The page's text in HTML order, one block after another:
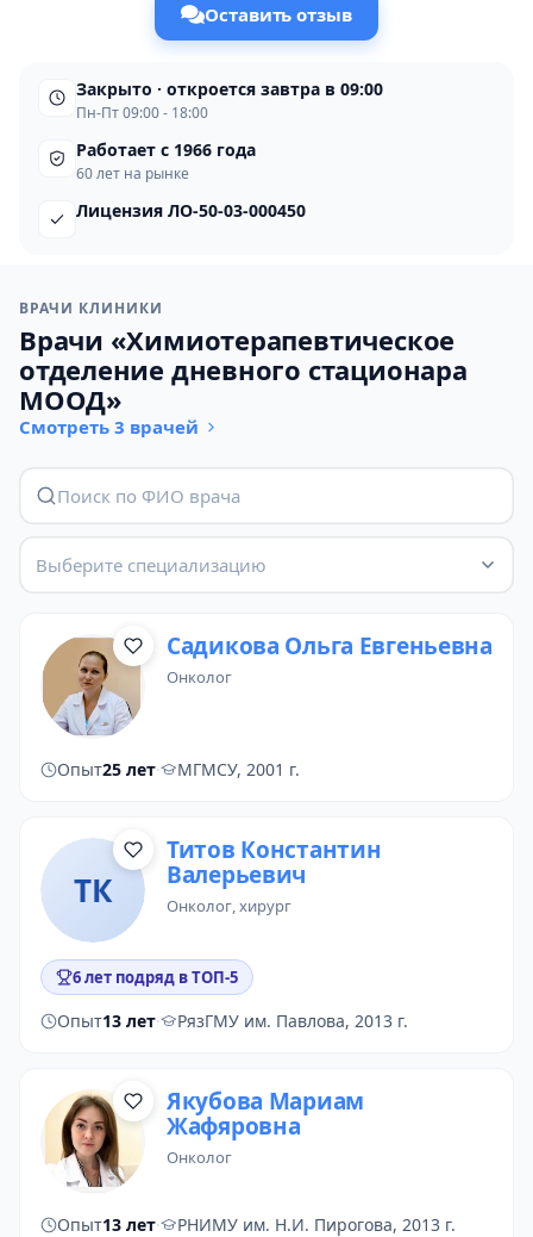
Оставить отзыв
Закрыто · откроется завтра в 09:00
Пн-Пт 09:00 - 18:00
Работает с 1966 года
60 лет на рынке
Лицензия ЛО-50-03-000450
ВРАЧИ КЛИНИКИ
Врачи «Химиотерапевтическое
отделение дневного стационара
МООД»
Смотреть 3 врачей
Выберите специализацию
Садикова Ольга Евгеньевна
онколог
Опыт25 лет· МГМСУ, 2001 г.
ТК
Титов Константин
Валерьевич
онколог,хирург
6 лет подряд в ТОП-5
Опыт13 лет· РязГМУ им. Павлова, 2013 г.
Якубова Мариам
Жафяровна
онколог
Опыт13 лет· РНИМУ им. Н.И. Пирогова, 2013 г.